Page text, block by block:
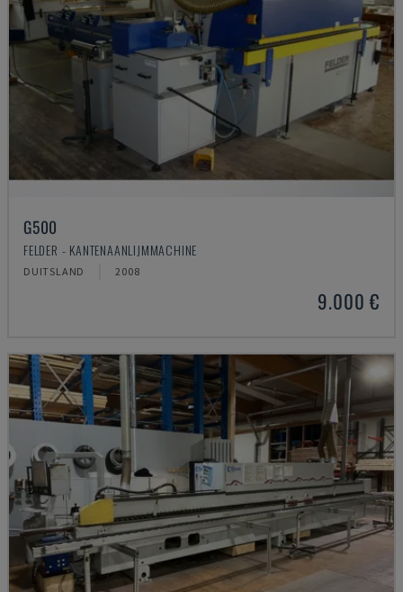
G500
FELDER - KANTENAANLIJMMACHINE
DUITSLAND 2008
9.000 €